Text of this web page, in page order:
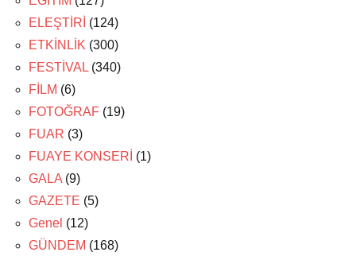
ELEŞTİRİ (124)
ETKİNLİK (300)
FESTİVAL (340)
FİLM (6)
FOTOĞRAF (19)
FUAR (3)
FUAYE KONSERİ (1)
GALA (9)
GAZETE (5)
Genel (12)
GÜNDEM (168)